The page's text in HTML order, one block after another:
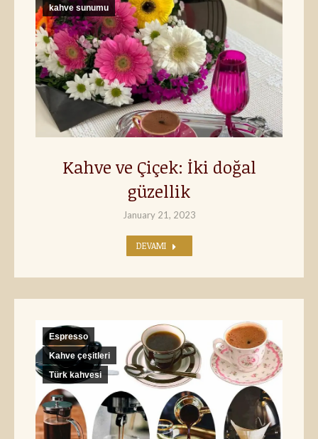
kahve sunumu
Kahve ve Çiçek: İki doğal
güzellik
January 21, 2023
DEVAMI
Espresso
Kahve çeşitleri
Türk kahvesi